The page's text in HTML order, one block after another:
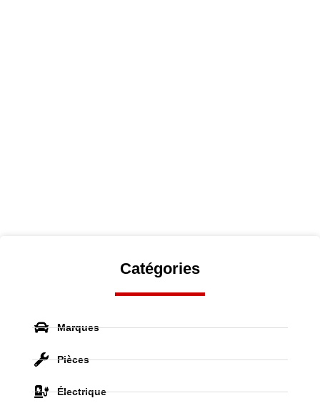
Catégories
Marques
Pièces
Électrique